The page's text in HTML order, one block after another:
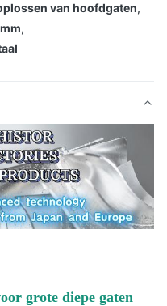
van hoofdgaten,
,
grote diepe gaten